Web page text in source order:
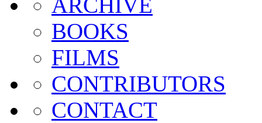
BOOKS
FILMS
CONTRIBUTORS
CONTACT